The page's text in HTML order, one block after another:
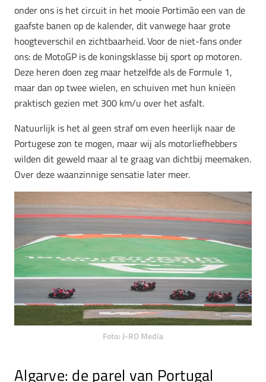
onder ons is het circuit in het mooie Portimão een van de
gaafste banen op de kalender, dit vanwege haar grote
hoogteverschil en zichtbaarheid. Voor de niet-fans onder
ons: de MotoGP is de koningsklasse bij sport op motoren.
Deze heren doen zeg maar hetzelfde als de Formule 1,
maar dan op twee wielen, en schuiven met hun knieën
praktisch gezien met 300 km/u over het asfalt.
Natuurlijk is het al geen straf om even heerlijk naar de
Portugese zon te mogen, maar wij als motorliefhebbers
wilden dit geweld maar al te graag van dichtbij meemaken.
Over deze waanzinnige sensatie later meer.
Foto: J-RO Media
Algarve: de parel van Portugal